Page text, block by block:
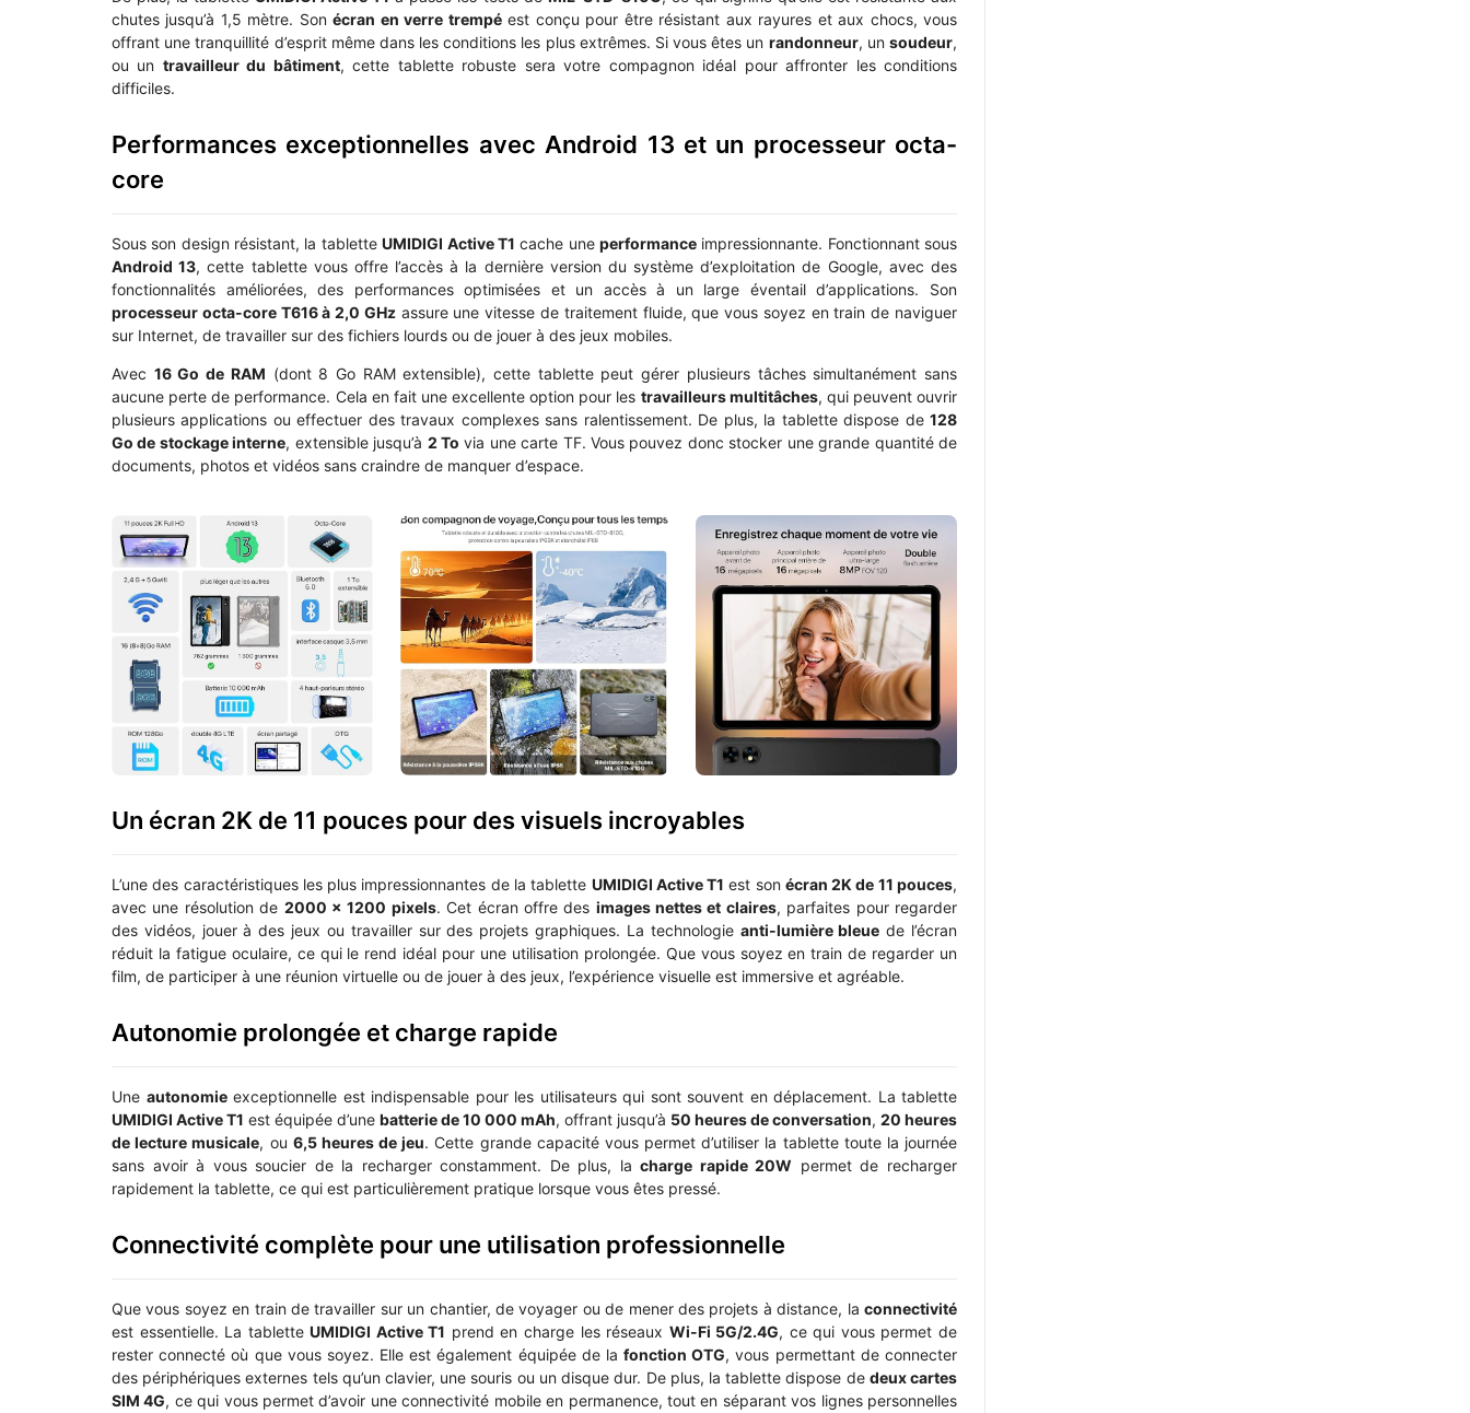
chutes jusqu’à 1,5 mètre. Sonécran en verre trempéest conçu pour être résistant aux rayures et aux chocs, vous
offrant une tranquillité d’esprit même dans les conditions les plus extrêmes. Si vous êtes un randonneur, unsoudeur,
ou un travailleur du bâtiment, cette tablette robuste sera votre compagnon idéal pour affronter les conditions
difficiles.
Performances exceptionnelles avec Android 13 et un processeur octa-
core
Sous son design résistant, la tabletteUMIDIGI Active T1 cache une performanceimpressionnante. Fonctionnant sous
Android 13, cette tablette vous offre l’accès à la dernière version du système d’exploitation de Google, avec des
fonctionnalités améliorées, des performances optimisées et un accès à un large éventail d’applications. Son
processeur octa-core T616 à 2,0 GHzassure une vitesse de traitement fluide, que vous soyez en train de naviguer
sur Internet, de travailler sur des fichiers lourds ou de jouer à des jeux mobiles.
Avec 16 Go de RAM (dont 8 Go RAM extensible), cette tablette peut gérer plusieurs tâches simultanément sans
aucune perte de performance. Cela en fait une excellente option pour les travailleurs multitâches, qui peuvent ouvrir
plusieurs applications ou effectuer des travaux complexes sans ralentissement. De plus, la tablette dispose de 128
Go de stockage interne, extensible jusqu’à 2 To via une carte TF. Vous pouvez donc stocker une grande quantité de
documents, photos et vidéos sans craindre de manquer d’espace.
Un écran 2K de 11 pouces pour des visuels incroyables
L’une des caractéristiques les plus impressionnantes de la tablette UMIDIGI Active T1 est son écran 2K de 11 pouces,
avec une résolution de 2000 x 1200 pixels. Cet écran offre des images nettes et claires, parfaites pour regarder
des vidéos, jouer à des jeux ou travailler sur des projets graphiques. La technologie anti-lumière bleue de l’écran
réduit la fatigue oculaire, ce qui le rend idéal pour une utilisation prolongée. Que vous soyez en train de regarder un
film, de participer à une réunion virtuelle ou de jouer à des jeux, l’expérience visuelle est immersive et agréable.
Autonomie prolongée et charge rapide
Une autonomieexceptionnelle est indispensable pour les utilisateurs qui sont souvent en déplacement. La tablette
UMIDIGI Active T1 est équipée d’une batterie de 10 000 mAh, offrant jusqu’à 50 heures de conversation, 20 heures
de lecture musicale, ou 6,5 heures de jeu. Cette grande capacité vous permet d’utiliser la tablette toute la journée
sans avoir à vous soucier de la recharger constamment. De plus, lacharge rapide 20W permet de recharger
rapidement la tablette, ce qui est particulièrement pratique lorsque vous êtes pressé.
Connectivité complète pour une utilisation professionnelle
Que vous soyez en train de travailler sur un chantier, de voyager ou de mener des projets à distance, la connectivité
est essentielle. La tabletteUMIDIGI Active T1 prend en charge les réseaux Wi-Fi 5G/2.4G, ce qui vous permet de
rester connecté où que vous soyez. Elle est également équipée de lafonction OTG, vous permettant de connecter
des périphériques externes tels qu’un clavier, une souris ou un disque dur. De plus, la tablette dispose de deux cartes
SIM 4G, ce qui vous permet d’avoir une connectivité mobile en permanence, tout en séparant vos lignes personnelles